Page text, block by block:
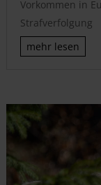
Vorkommen in
Strafverfolgung
mehr lesen